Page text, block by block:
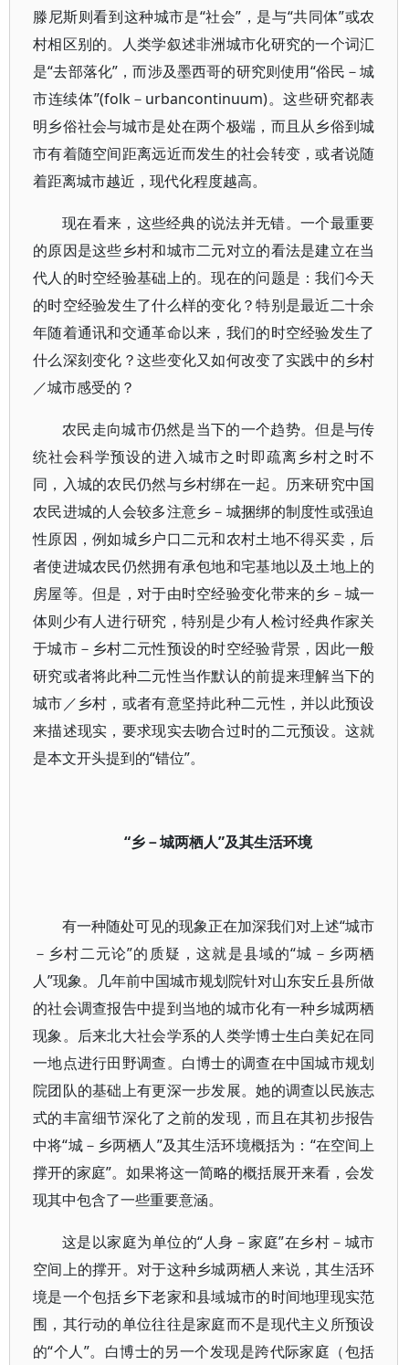
滕尼斯则看到这种城市是“社会”，是与“共同体”或农
村相区别的。人类学叙述非洲城市化研究的一个词汇
是“去部落化”，而涉及墨西哥的研究则使用“俗民－城
市连续体”(folk－urbancontinuum)。这些研究都表
明乡俗社会与城市是处在两个极端，而且从乡俗到城
市有着随空间距离远近而发生的社会转变，或者说随
着距离城市越近，现代化程度越高。
现在看来，这些经典的说法并无错。一个最重要
的原因是这些乡村和城市二元对立的看法是建立在当
代人的时空经验基础上的。现在的问题是：我们今天
的时空经验发生了什么样的变化？特别是最近二十余
年随着通讯和交通革命以来，我们的时空经验发生了
什么深刻变化？这些变化又如何改变了实践中的乡村
／城市感受的？
农民走向城市仍然是当下的一个趋势。但是与传
统社会科学预设的进入城市之时即疏离乡村之时不
同，入城的农民仍然与乡村绑在一起。历来研究中国
农民进城的人会较多注意乡－城捆绑的制度性或强迫
性原因，例如城乡户口二元和农村土地不得买卖，后
者使进城农民仍然拥有承包地和宅基地以及土地上的
房屋等。但是，对于由时空经验变化带来的乡－城一
体则少有人进行研究，特别是少有人检讨经典作家关
于城市－乡村二元性预设的时空经验背景，因此一般
研究或者将此种二元性当作默认的前提来理解当下的
城市／乡村，或者有意坚持此种二元性，并以此预设
来描述现实，要求现实去吻合过时的二元预设。这就
是本文开头提到的“错位”。
“乡－城两栖人”及其生活环境
有一种随处可见的现象正在加深我们对上述“城市
－乡村二元论”的质疑，这就是县域的“城－乡两栖
人”现象。几年前中国城市规划院针对山东安丘县所做
的社会调查报告中提到当地的城市化有一种乡城两栖
现象。后来北大社会学系的人类学博士生白美妃在同
一地点进行田野调查。白博士的调查在中国城市规划
院团队的基础上有更深一步发展。她的调查以民族志
式的丰富细节深化了之前的发现，而且在其初步报告
中将“城－乡两栖人”及其生活环境概括为：“在空间上
撑开的家庭”。如果将这一简略的概括展开来看，会发
现其中包含了一些重要意涵。
这是以家庭为单位的“人身－家庭”在乡村－城市
空间上的撑开。对于这种乡城两栖人来说，其生活环
境是一个包括乡下老家和县域城市的时间地理现实范
围，其行动的单位往往是家庭而不是现代主义所预设
的“个人”。白博士的另一个发现是跨代际家庭（包括